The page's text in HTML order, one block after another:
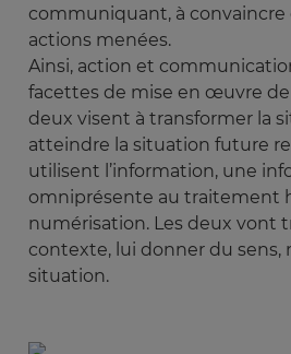
communiquant, à
actions menées.
Ainsi, action et
facettes de mise en œuvre de
deux visent à transformer la
atteindre la situation future
utilisent l’information, une
omniprésente au traitement
numérisation. Les deux vont
contexte, lui donner du sens,
situation.